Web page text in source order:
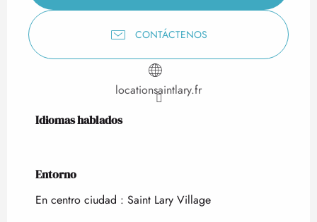
CONTÁCTENOS
locationsaintlary.fr
Idiomas hablados
Idiomas hablados
Entorno
Entorno
En centro ciudad : Saint Lary Village